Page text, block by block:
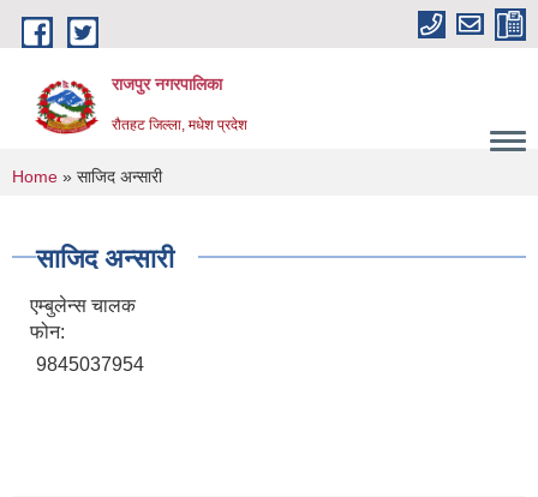
Skip to main content
राजपुर नगरपालिका
रौतहट जिल्ला, मधेश प्रदेश
You are here
Home » साजिद अन्सारी
साजिद अन्सारी
एम्बुलेन्स चालक
फोन:
9845037954